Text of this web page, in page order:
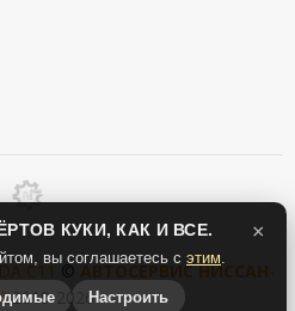
C11©АВТОСЕРВИС НИССАН-
2019-2026
КУКИ, КАК И ВСЕ.
вы соглашаетесь с этим.
Настроить
×